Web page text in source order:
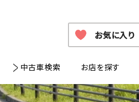
中古車検索 お店を探す
お気に入り